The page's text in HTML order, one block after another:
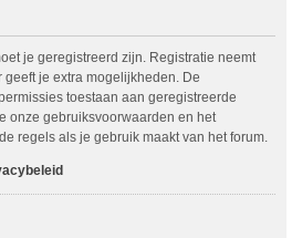
je geregistreerd zijn. Registratie neemt
je extra mogelijkheden. De
toestaan aan geregistreerde
onze gebruiksvoorwaarden en het
regels als je gebruik maakt van het forum.